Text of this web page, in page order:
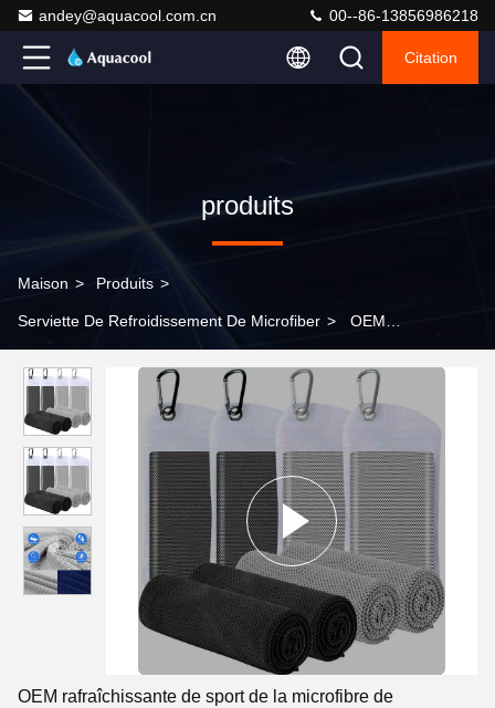
andey@aquacool.com.cn 00--86-13856986218
Citation
produits
Maison > Produits >
Serviette De Refroidissement De Microfiber > OEM
serviette de refroidissement instantané avec logo brodé
OEM rafraîchissante de sport de la microfibre de